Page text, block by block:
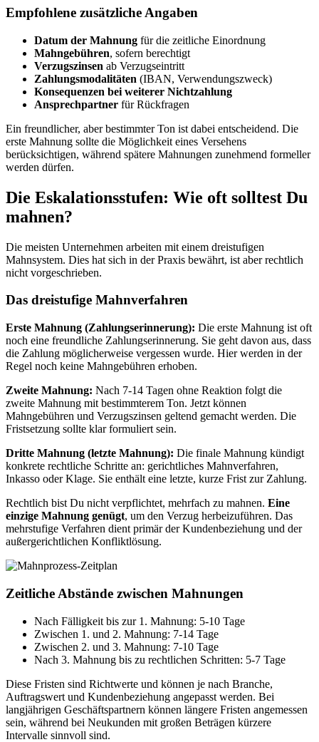
Empfohlene zusätzliche Angaben
Datum der Mahnung für die zeitliche Einordnung
Mahngebühren, sofern berechtigt
Verzugszinsen ab Verzugseintritt
Zahlungsmodalitäten (IBAN, Verwendungszweck)
Konsequenzen bei weiterer Nichtzahlung
Ansprechpartner für Rückfragen
Ein freundlicher, aber bestimmter Ton ist dabei entscheidend. Die
erste Mahnung sollte die Möglichkeit eines Versehens
berücksichtigen, während spätere Mahnungen zunehmend formeller
werden dürfen.
Die Eskalationsstufen: Wie oft solltest Du
mahnen?
Die meisten Unternehmen arbeiten mit einem dreistufigen
Mahnsystem. Dies hat sich in der Praxis bewährt, ist aber rechtlich
nicht vorgeschrieben.
Das dreistufige Mahnverfahren
Erste Mahnung (Zahlungserinnerung): Die erste Mahnung ist oft
noch eine freundliche Zahlungserinnerung. Sie geht davon aus, dass
die Zahlung möglicherweise vergessen wurde. Hier werden in der
Regel noch keine Mahngebühren erhoben.
Zweite Mahnung: Nach 7-14 Tagen ohne Reaktion folgt die
zweite Mahnung mit bestimmterem Ton. Jetzt können
Mahngebühren und Verzugszinsen geltend gemacht werden. Die
Fristsetzung sollte klar formuliert sein.
Dritte Mahnung (letzte Mahnung): Die finale Mahnung kündigt
konkrete rechtliche Schritte an: gerichtliches Mahnverfahren,
Inkasso oder Klage. Sie enthält eine letzte, kurze Frist zur Zahlung.
Rechtlich bist Du nicht verpflichtet, mehrfach zu mahnen. Eine
einzige Mahnung genügt, um den Verzug herbeizuführen. Das
mehrstufige Verfahren dient primär der Kundenbeziehung und der
außergerichtlichen Konfliktlösung.
Zeitliche Abstände zwischen Mahnungen
Nach Fälligkeit bis zur 1. Mahnung: 5-10 Tage
Zwischen 1. und 2. Mahnung: 7-14 Tage
Zwischen 2. und 3. Mahnung: 7-10 Tage
Nach 3. Mahnung bis zu rechtlichen Schritten: 5-7 Tage
Diese Fristen sind Richtwerte und können je nach Branche,
Auftragswert und Kundenbeziehung angepasst werden. Bei
langjährigen Geschäftspartnern können längere Fristen angemessen
sein, während bei Neukunden mit großen Beträgen kürzere
Intervalle sinnvoll sind.